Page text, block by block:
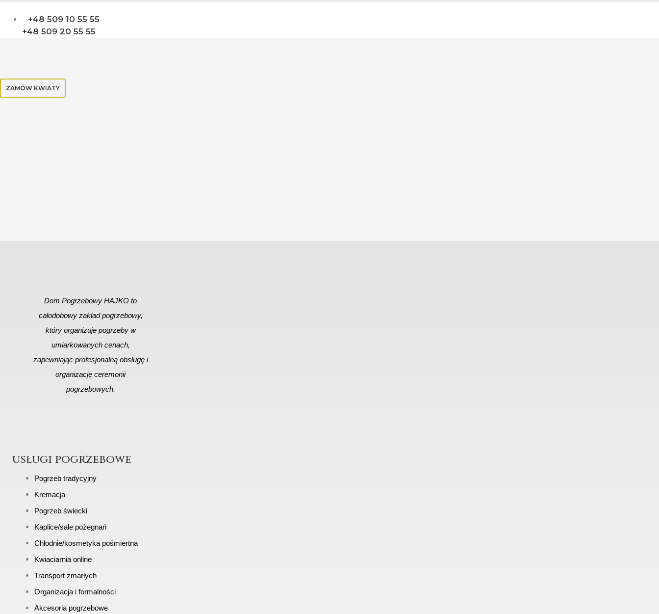
+48 509 10 55 55
+48 509 20 55 55
ZAMÓW KWIATY
Dom Pogrzebowy HAJKO to
całodobowy zakład pogrzebowy,
który organizuje pogrzeby w
umiarkowanych cenach,
zapewniając profesjonalną obsługę i
organizację ceremonii
pogrzebowych.
usługi pogrzebowe
Pogrzeb tradycyjny
Kremacja
Pogrzeb świecki
Kaplice/sale pożegnań
Chłodnie/kosmetyka pośmiertna
Kwiaciarnia online
Transport zmarłych
Organizacja i formalności
Akcesoria pogrzebowe